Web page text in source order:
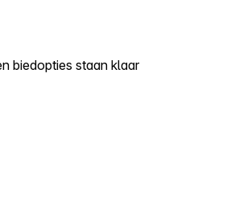
biedopties staan klaar